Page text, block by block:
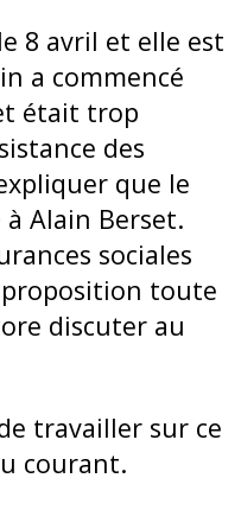
8 avril et elle est
a commencé
était trop
des
que le
Alain Berset.
sociales
proposition toute
discuter au
travailler sur ce
courant.